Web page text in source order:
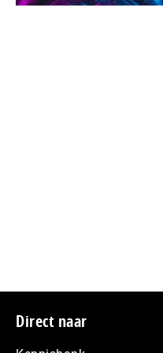
Footer
Direct naar